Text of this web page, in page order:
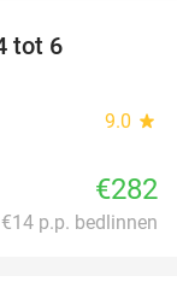
tot 6
9.0 star
€282
p.p. bedlinnen